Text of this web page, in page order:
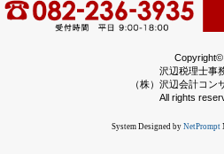
Copyright©
沢辺税理士事
（株）沢辺会計コン
All rights
System Designed by NetPrompt